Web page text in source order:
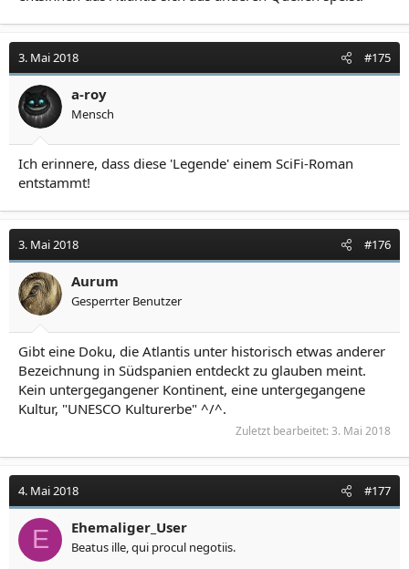
3. Mai 2018 #175
a-roy
Mensch
Ich erinnere, dass diese 'Legende' einem SciFi-Roman
entstammt!
3. Mai 2018 #176
Aurum
Gesperrter Benutzer
Gibt eine Doku, die Atlantis unter historisch etwas anderer
Bezeichnung in Südspanien entdeckt zu glauben meint.
Kein untergegangener Kontinent, eine untergegangene
Kultur, "UNESCO Kulturerbe" ^/^.
Zuletzt bearbeitet: 3. Mai 2018
4. Mai 2018 #177
E Ehemaliger_User
Beatus ille, qui procul negotiis.